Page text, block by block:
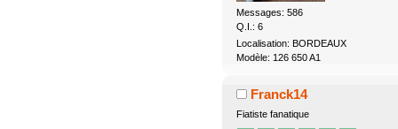
Messages: 586
Q.I.: 6
Localisation: BORDEAUX
Modèle: 126 650 A1
Franck14
Fiatiste fanatique